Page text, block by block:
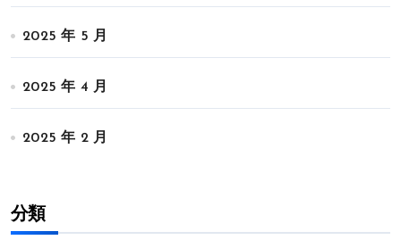
2025 年 5 月
2025 年 4 月
2025 年 2 月
分類